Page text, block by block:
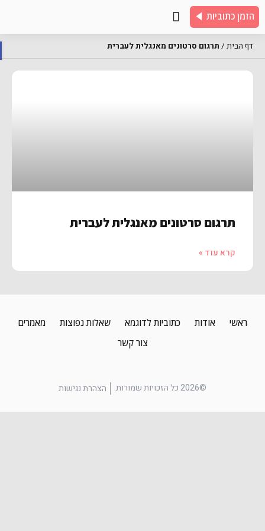
הזמן כתוביות
דף הבית/תרגום סרטונים מאנגלית לעברית
תרגום סרטונים מאנגלית לעברית
קרא עוד »
ראשי אודות כתוביות לדוגמא שאלות נפוצות
מאמרים
צור קשר
הצהרת נגישות